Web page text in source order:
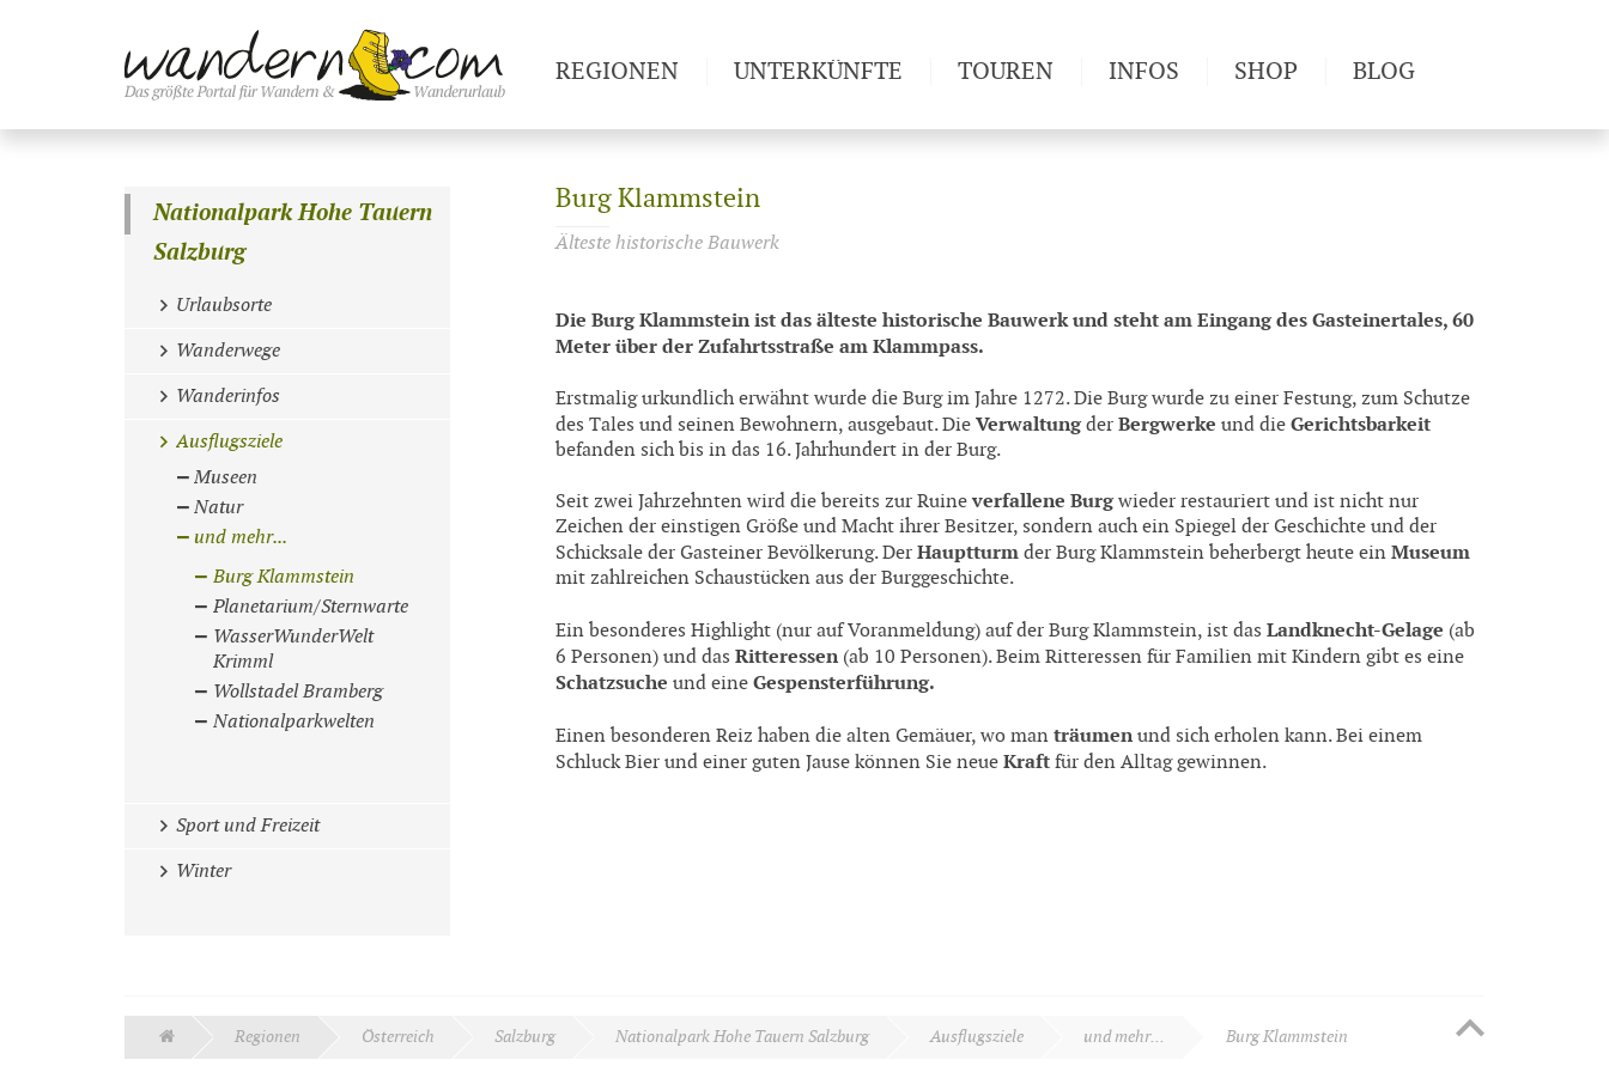
Burg Klammstein
Älteste historische Bauwerk
Die Burg Klammstein ist das älteste historische Bauwerk und steht am Eingang des Gasteinertales, 60
Meter über der Zufahrtsstraße am Klammpass.
Erstmalig urkundlich erwähnt wurde die Burg im Jahre 1272. Die Burg wurde zu einer Festung, zum Schutze
des Tales und seinen Bewohnern, ausgebaut. Die Verwaltungder Bergwerke und die Gerichtsbarkeit
befanden sich bis in das 16. Jahrhundert in der Burg.
Seit zwei Jahrzehnten wird die bereits zur Ruineverfallene Burgwieder restauriert und ist nicht nur
Zeichen der einstigen Größe und Macht ihrer Besitzer, sondern auch ein Spiegel der Geschichte und der
Schicksale der Gasteiner Bevölkerung. Der Hauptturm der Burg Klammstein beherbergt heute ein Museum
mit zahlreichen Schaustücken aus der Burggeschichte.
Ein besonderes Highlight (nur auf Voranmeldung) auf der Burg Klammstein, ist das Landknecht-Gelage (ab
6 Personen) und das Ritteressen (ab 10 Personen). Beim Ritteressen für Familien mit Kindern gibt es eine
Schatzsuche und eine Gespensterführung.
Einen besonderen Reiz haben die alten Gemäuer, wo man träumen und sich erholen kann. Bei einem
Schluck Bier und einer guten Jause können Sie neue Kraft für den Alltag gewinnen.
Nationalpark Hohe Tauern
Salzburg
Urlaubsorte
Wanderwege
Wanderinfos
Ausflugsziele
Museen
Natur
und mehr...
Burg Klammstein
Planetarium/Sternwarte
WasserWunderWelt
Krimml
Wollstadel Bramberg
Nationalparkwelten
Sport und Freizeit
Winter
Regionen Österreich Salzburg Nationalpark Hohe Tauern Salzburg Ausflugsziele und mehr... Burg Klammstein
REGIONEN UNTERKÜNFTE TOUREN INFOS
Newsletter
SHOP BLOG